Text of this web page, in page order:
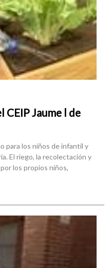
Jaume l de
para los niños de infantil y
El riego, la recolectación y
los propios niños,